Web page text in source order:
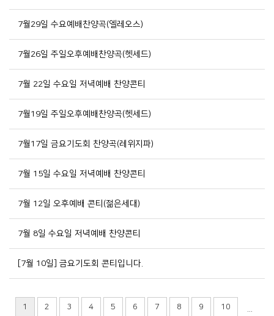
7월29일 수요예배찬양곡(엘레오스)
7월26일 주일오후예배찬양곡(헷세드)
7월 22일 수요일 저녁예배 찬양콘티
7월19일 주일오후예배찬양곡(헷세드)
7월17일 금요기도회 찬양곡(레위지파)
7월 15일 수요일 저녁예배 찬양콘티
7월 12일 오후예배 콘티(젊은세대)
7월 8일 수요일 저녁예배 찬양콘티
[7월 10일] 금요기도회 콘티입니다.
1 2 3 4 5 6 7 8 9 10